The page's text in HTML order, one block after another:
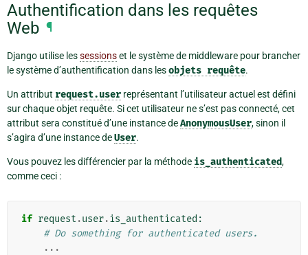
Authentification dans les requêtes
Web ¶
Django utilise lessessionset le système de middleware pour brancher
le système d’authentification dans lesobjets requête.
Un attribut request.user représentant l’utilisateur actuel est défini
sur chaque objet requête. Si cet utilisateur ne s’est pas connecté, cet
attribut sera constitué d’une instance deAnonymousUser, sinon il
s’agira d’une instance deUser.
Vous pouvez les différencier par la méthode is_authenticated,
comme ceci :
if request .user.is_authenticated :
# Do something for authenticated users.
...